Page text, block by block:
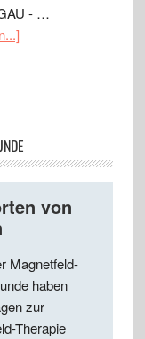
- …
von
Magnetfeld-
haben
zur
Therapie